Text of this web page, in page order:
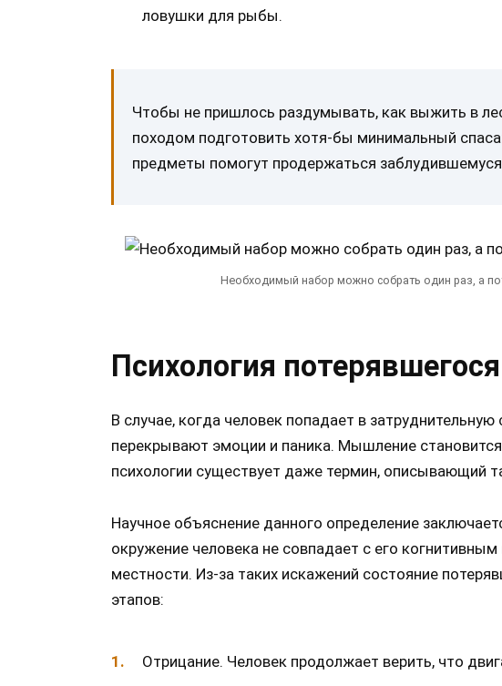
ловушки для рыбы.
Чтобы не пришлось раздумывать, как выжить в
походом подготовить хотя-бы минимальный
предметы помогут продержаться
Необходимый набор можно собрать один раз, а
Психология
В случае, когда человек попадает в
перекрывают эмоции и паника. Мышление
психологии существует даже термин, описывающий
Научное объяснение данного определение
окружение человека не совпадает с его
местности. Из-за таких искажений состояние
этапов:
Отрицание. Человек продолжает верить, что